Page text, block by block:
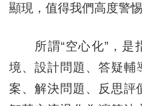
顯現，值得我們高度警惕
所謂“空心化”，是
境、設計問題、答疑輔
案、解決問題、反思評